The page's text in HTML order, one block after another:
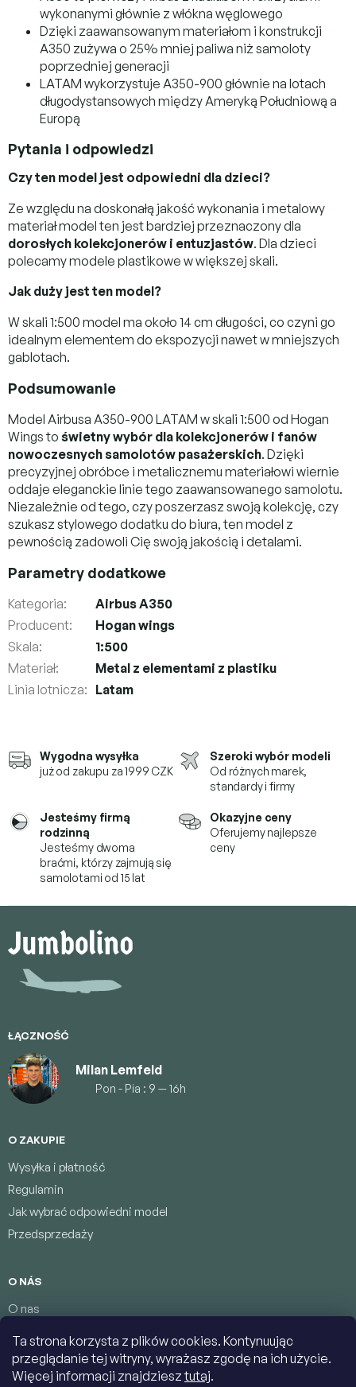
Ta strona korzysta z plików cookies. Kontynuując
przeglądanie tej witryny, wyrażasz zgodę na ich użycie.
Więcej informacji znajdziesztutaj.
Wygodna wysyłka
już od zakupu za 1999 CZK
Szeroki wybór modeli
Od różnych marek,
standardy i firmy
Jesteśmy firmą
rodzinną
Jesteśmy dwoma
braćmi, którzyzajmują się
samolotami od 15 lat
Okazyjne ceny
Oferujemy najlepsze
ceny
wykonanymi głównie z włókna węglowego
Dzięki zaawansowanym materiałom i konstrukcji
A350 zużywa o 25% mniej paliwa niż samoloty
poprzedniej generacji
LATAM wykorzystuje A350-900 głównie na lotach
długodystansowych między Ameryką Południową a
Europą
Pytania i odpowiedzi
Czy ten model jest odpowiedni dla dzieci?
Ze względu na doskonałą jakość wykonania i metalowy
materiał model ten jest bardziej przeznaczony dla
dorosłych kolekcjonerów i entuzjastów. Dla dzieci
polecamy modele plastikowe w większej skali.
Jak duży jest ten model?
W skali 1:500 model ma około 14 cm długości, co czyni go
idealnym elementem do ekspozycji nawet w mniejszych
gablotach.
Podsumowanie
Model Airbusa A350-900 LATAM w skali 1:500 od Hogan
Wings to świetny wybór dla kolekcjonerów i fanów
nowoczesnych samolotów pasażerskich. Dzięki
precyzyjnej obróbce i metalicznemu materiałowi wiernie
oddaje eleganckie linie tego zaawansowanego samolotu.
Niezależnie od tego, czy poszerzasz swoją kolekcję, czy
szukasz stylowego dodatku do biura, ten model z
pewnością zadowoli Cię swoją jakością i detalami.
Parametry dodatkowe
Kategoria:
Airbus A350
Producent:
Hogan wings
Skala:
1:500
Materiał:
Metal z elementami z plastiku
Linia lotnicza: Latam
o
ŁĄCZNOŚĆ
Milan Lemfeld
Pon - Pia : 9 — 16h
O ZAKUPIE
Wysyłka i płatność
Regulamin
Jak wybrać odpowiedni model
Przedsprzedaży
O NÁS
O nas
Warunki ochrony danych osobowych
Łączność